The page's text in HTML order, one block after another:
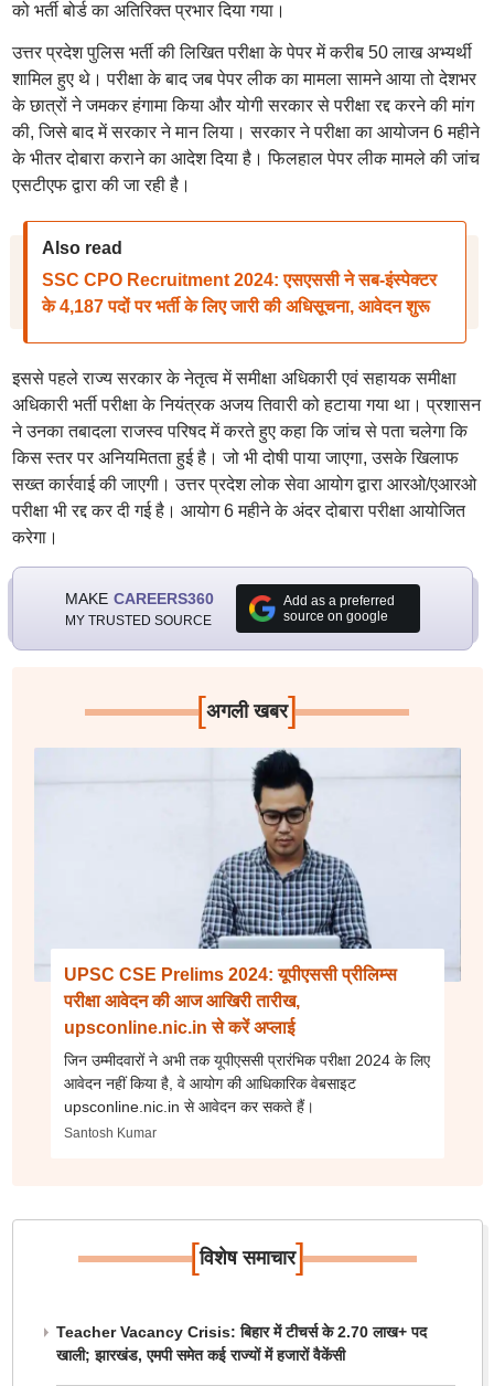
को भर्ती बोर्ड का अतिरिक्त प्रभार दिया गया।
उत्तर प्रदेश पुलिस भर्ती की लिखित परीक्षा के पेपर में करीब 50 लाख अभ्यर्थी
शामिल हुए थे। परीक्षा के बाद जब पेपर लीक का मामला सामने आया तो देशभर
के छात्रों ने जमकर हंगामा किया और योगी सरकार से परीक्षा रद्द करने की मांग
की, जिसे बाद में सरकार ने मान लिया। सरकार ने परीक्षा का आयोजन 6 महीने
के भीतर दोबारा कराने का आदेश दिया है। फिलहाल पेपर लीक मामले की जांच
एसटीएफ द्वारा की जा रही है।
Also read
SSC CPO Recruitment 2024: एसएससी ने सब-इंस्पेक्टर
के 4,187 पदों पर भर्ती के लिए जारी की अधिसूचना, आवेदन शुरू
इससे पहले राज्य सरकार के नेतृत्व में समीक्षा अधिकारी एवं सहायक समीक्षा
अधिकारी भर्ती परीक्षा के नियंत्रक अजय तिवारी को हटाया गया था। प्रशासन
ने उनका तबादला राजस्व परिषद में करते हुए कहा कि जांच से पता चलेगा कि
किस स्तर पर अनियमितता हुई है। जो भी दोषी पाया जाएगा, उसके खिलाफ
सख्त कार्रवाई की जाएगी। उत्तर प्रदेश लोक सेवा आयोग द्वारा आरओ/एआरओ
परीक्षा भी रद्द कर दी गई है। आयोग 6 महीने के अंदर दोबारा परीक्षा आयोजित
करेगा।
MAKE CAREERS360
MY TRUSTED SOURCE
Add as a preferred
source on google
[अगली खबर]
UPSC CSE Prelims 2024: यूपीएससी प्रीलिम्स
परीक्षा आवेदन की आज आखिरी तारीख,
upsconline.nic.in से करें अप्लाई
जिन उम्मीदवारों ने अभी तक यूपीएससी प्रारंभिक परीक्षा 2024 के लिए
आवेदन नहीं किया है, वे आयोग की आधिकारिक वेबसाइट
upsconline.nic.in से आवेदन कर सकते हैं।
Santosh Kumar
[विशेष समाचार]
Teacher Vacancy Crisis: बिहार में टीचर्स के 2.70 लाख+ पद
खाली; झारखंड, एमपी समेत कई राज्यों में हजारों वैकेंसी